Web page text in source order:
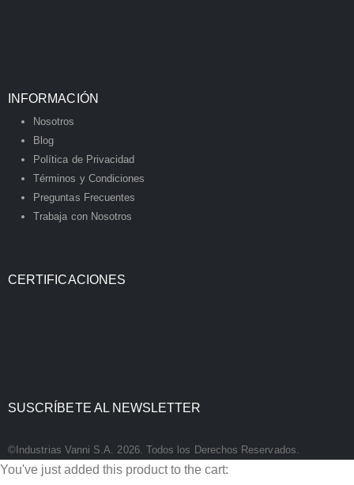
INFORMACIÓN
Nosotros
Blog
Política de Privacidad
Términos y Condiciones
Preguntas Frecuentes
Trabaja con Nosotros
CERTIFICACIONES
SUSCRÍBETE AL NEWSLETTER
©Industrias Vanni S.A. 2026. Todos los Derechos Reservados.
You've just added this product to the cart: